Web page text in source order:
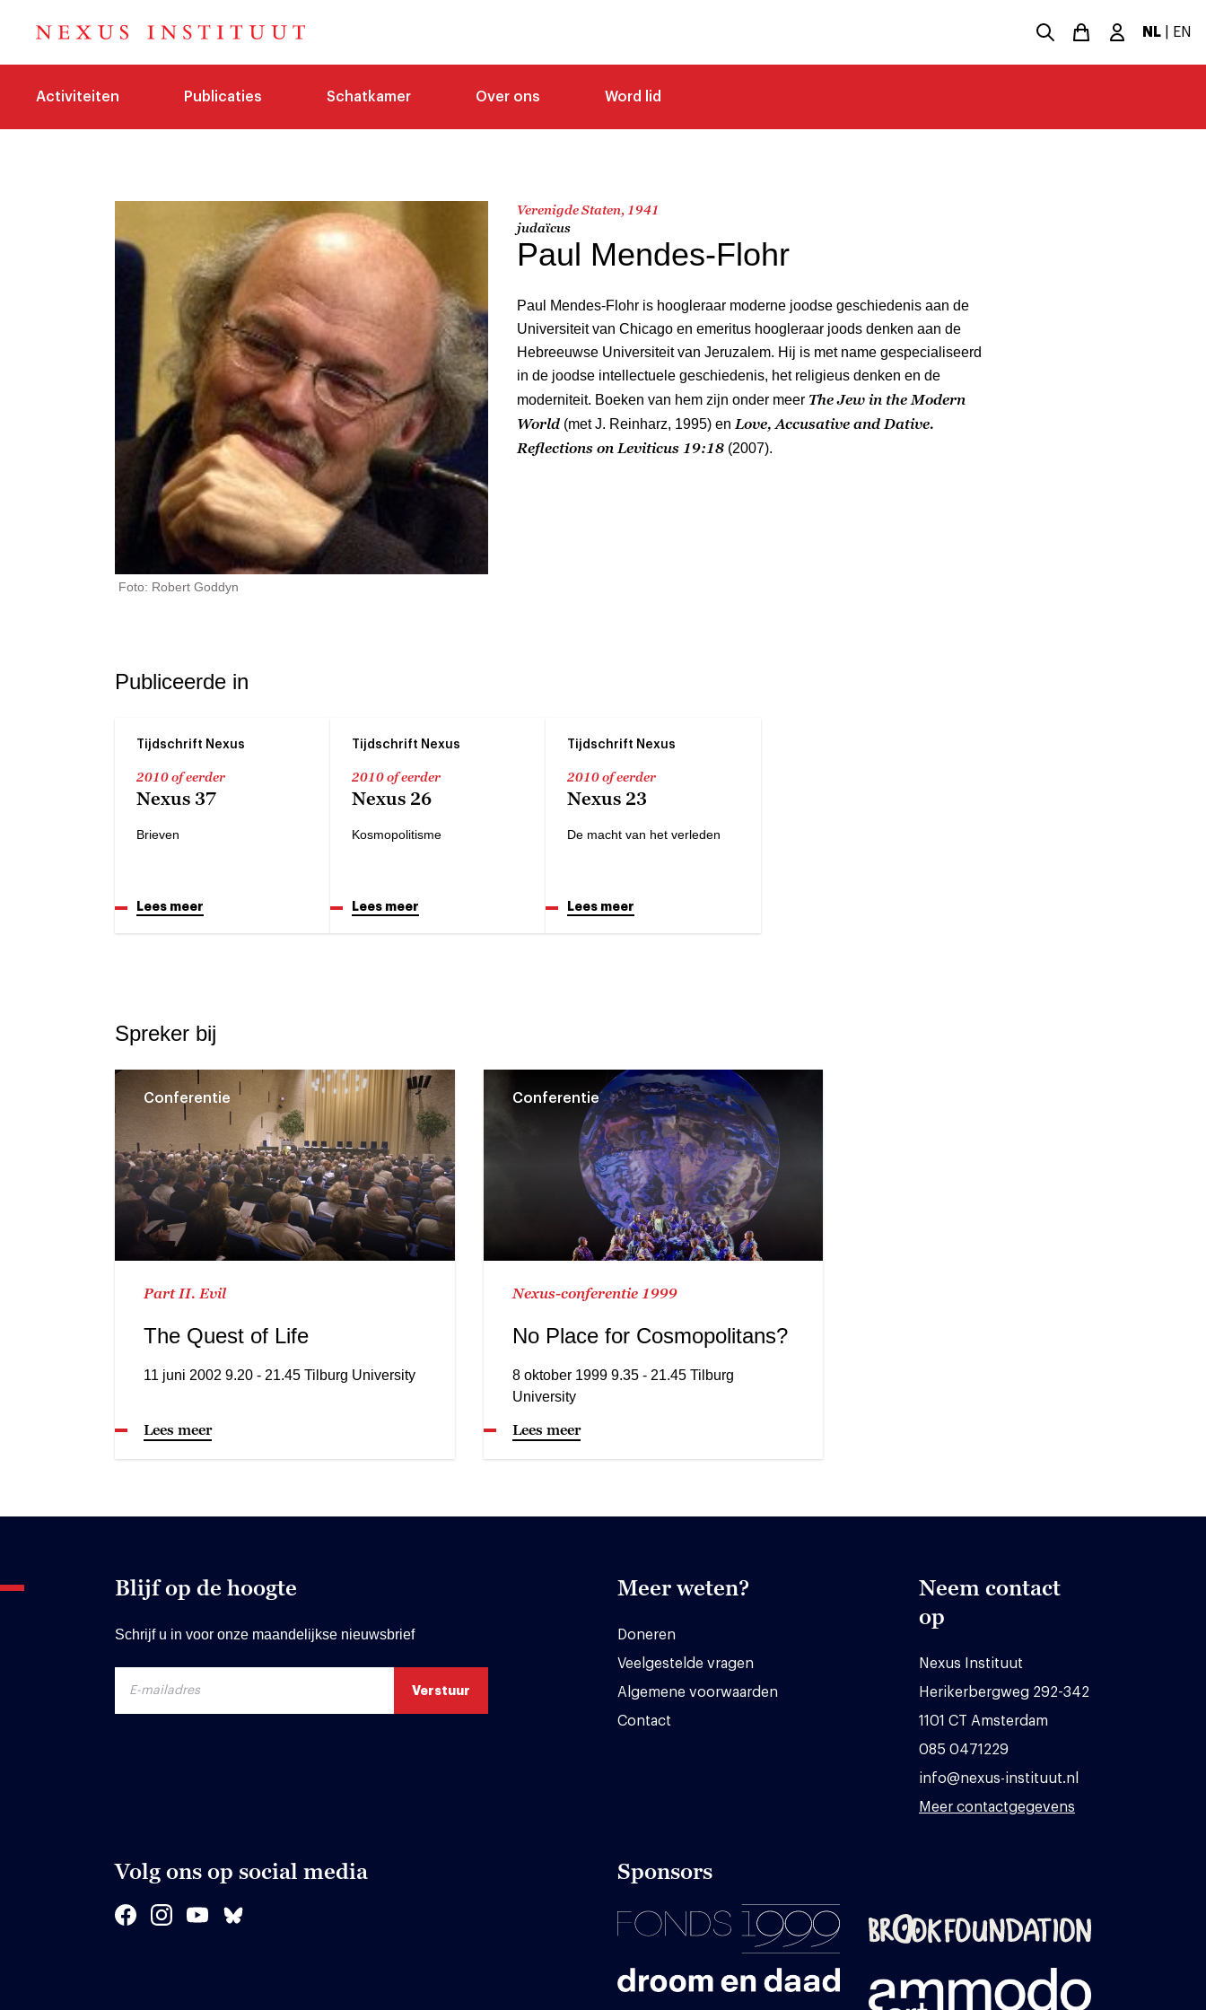
NL EN
Activiteiten Publicaties Schatkamer Over ons Word lid
Foto: Robert Goddyn
Verenigde Staten, 1941
judaïcus
Paul Mendes-Flohr
Paul Mendes-Flohr is hoogleraar moderne joodse geschiedenis aan de
Universiteit van Chicago en emeritus hoogleraar joods denken aan de
Hebreeuwse Universiteit van Jeruzalem. Hij is met name gespecialiseerd
in de joodse intellectuele geschiedenis, het religieus denken en de
moderniteit. Boeken van hem zijn onder meer The Jew in the Modern
World (met J. Reinharz, 1995) en Love, Accusative and Dative.
Reflections on Leviticus 19:18 (2007).
Publiceerde in
Tijdschrift Nexus
2010 of eerder
Nexus 37
Brieven
Lees meer
Tijdschrift Nexus
2010 of eerder
Nexus 26
Kosmopolitisme
Lees meer
Tijdschrift Nexus
2010 of eerder
Nexus 23
De macht van het verleden
Lees meer
Spreker bij
Conferentie
Part II. Evil
The Quest of Life
11 juni 2002 9.20 - 21.45 Tilburg University
Lees meer
Conferentie
Nexus-conferentie 1999
No Place for Cosmopolitans?
8 oktober 1999 9.35 - 21.45 Tilburg
University
Lees meer
Blijf op de hoogte
Schrijf u in voor onze maandelijkse nieuwsbrief
Meer weten?
Doneren
Veelgestelde vragen
Algemene voorwaarden
Contact
Neem contact
op
Nexus Instituut
Herikerbergweg 292-342
1101 CT Amsterdam
085 0471229
info@nexus-instituut.nl
Meer contactgegevens
Volg ons op social media Sponsors